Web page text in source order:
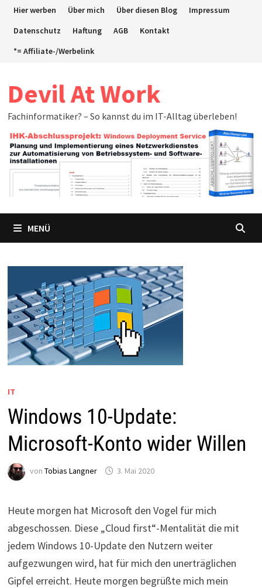
ZumHier werben Über mich Über diesen Blog
Impressum
Datenschutz
Haftung AGB
Kontakt
*= Affiliate-/Werbelink
Devil At Work
Fachinformatiker? – So kannst du im IT-Alltag überleben!
MENÜ
IT
Windows 10-Update:
Microsoft-Konto wider Willen
von Tobias Langner 3. Mai 2020
Heute morgen hat Microsoft den Vogel für mich
abgeschossen. Diese „Cloud first“-Mentalität die mit
jedem Windows 10-Update den Nutzern weiter
aufgezwungen wird, hat für mich den unerträglichen
Gipfel erreicht. Heute morgen begrüßte mich mein